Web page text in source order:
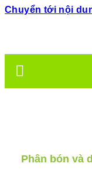
Chuyển tới nội
Phân bón và